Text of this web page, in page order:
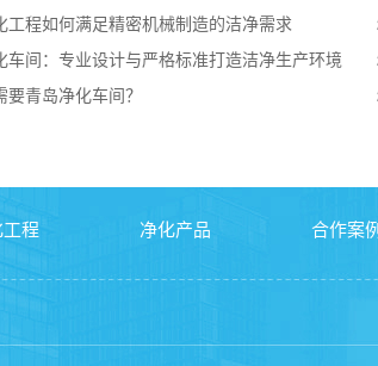
工程如何满足精密机械制造的洁净需求
车间：专业设计与严格标准打造洁净生产环境
要青岛净化车间？
程 净化产品 合作案